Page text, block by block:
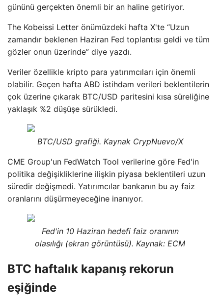
gününü gerçekten önemli bir an haline getiriyor.
The Kobeissi Letter önümüzdeki hafta X'te “Uzun
zamandır beklenen Haziran Fed toplantısı geldi ve tüm
gözler onun üzerinde” diye yazdı.
Veriler özellikle kripto para yatırımcıları için önemli
olabilir. Geçen hafta ABD istihdam verileri beklentilerin
çok üzerine çıkarak BTC/USD paritesini kısa süreliğine
yaklaşık %2 düşüşe sürükledi.
BTC/USD grafiği. Kaynak CrypNuevo/X
CME Group'un FedWatch Tool verilerine göre Fed'in
politika değişikliklerine ilişkin piyasa beklentileri uzun
süredir değişmedi. Yatırımcılar bankanın bu ay faiz
oranlarını düşürmeyeceğine inanıyor.
Fed'in 10 Haziran hedefi faiz oranının
olasılığı (ekran görüntüsü). Kaynak: ECM
BTC haftalık kapanış rekorun
eşiğinde